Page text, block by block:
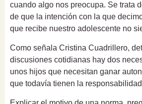
cuando algo nos preocupa. Se trata
de que la intención con la que
que recibe nuestro adolescente no
Como señala Cristina Cuadrillero,
discusiones cotidianas hay dos
unos hijos que necesitan ganar
que todavía tienen la